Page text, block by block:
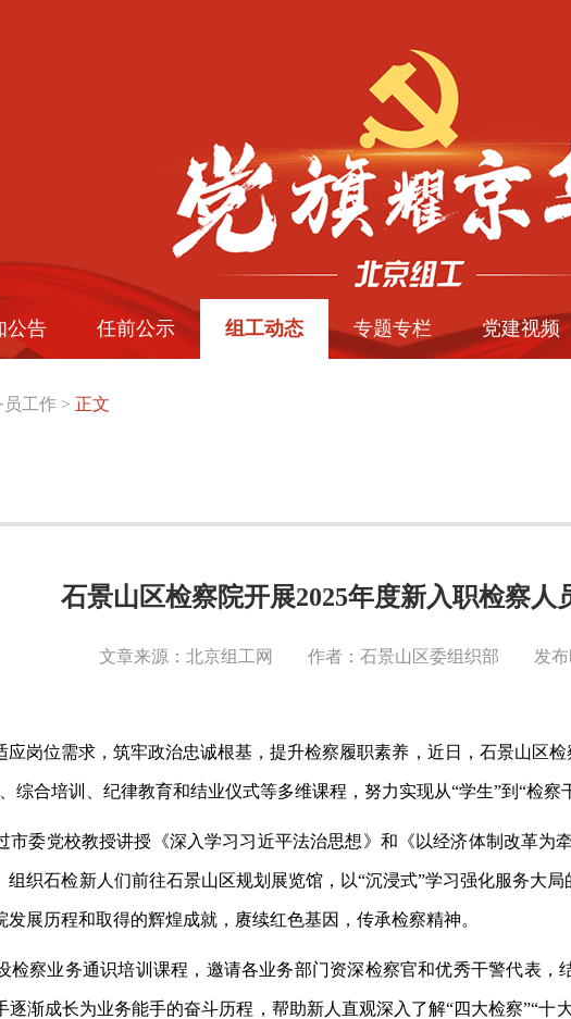
公告 任前公示 组工动态 专题专栏 党建视频
员工作 > 正文
石景山区检察院开展2025年度新入职检察人
文章来源：北京组工网 作者：石景山区委组织部 发布
应岗位需求，筑牢政治忠诚根基，提升检察履职素养，近日，石景山区检
综合培训、纪律教育和结业仪式等多维课程，努力实现从“学生”到“检察
市委党校教授讲授《深入学习习近平法治思想》和《以经济体制改革为牵
织石检新人们前往石景山区规划展览馆，以“沉浸式”学习强化服务大
展历程和取得的辉煌成就，赓续红色基因，传承检察精神。
检察业务通识培训课程，邀请各业务部门资深检察官和优秀干警代表
逐渐成长为业务能手的奋斗历程，帮助新人直观深入了解“四大检察”“十